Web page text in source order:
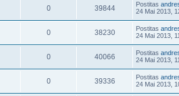
0 39844 Postitas
24 Mai 2013,
0 38230 Postitas
24 Mai 2013,
0 40066 Postitas
24 Mai 2013,
0 39336 Postitas
24 Mai 2013,